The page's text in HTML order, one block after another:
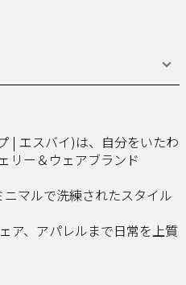
| エスバイ)は、自分をいたわ
リー＆ウェアブランド
ニマルで洗練されたスタイル
ア、アパレルまで日常を上質